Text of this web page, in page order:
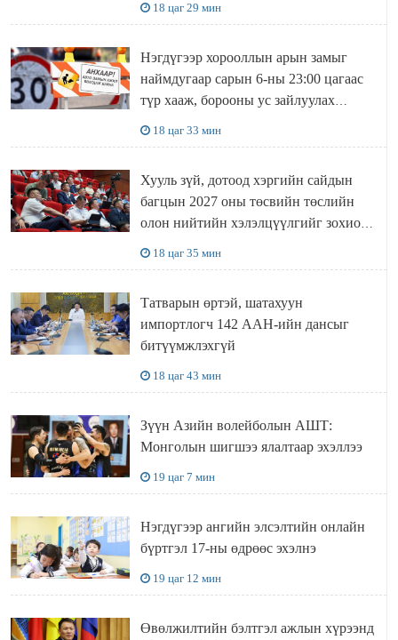
18 цаг 29 мин
Нэгдүгээр хорооллын арын замыг
наймдугаар сарын 6-ны 23:00 цагаас
түр хааж, борооны ус зайлуулах
18 цаг 33 мин
Хууль зүй, дотоод хэргийн сайдын
багцын 2027 оны төсвийн төслийн
олон нийтийн хэлэлцүүлгийг зохион
18 цаг 35 мин
Татварын өртэй, шатахуун
импортлогч 142 ААН-ийн дансыг
битүүмжлэхгүй
18 цаг 43 мин
Зүүн Азийн волейболын АШТ:
Монголын шигшээ ялалтаар эхэллээ
19 цаг 7 мин
Нэгдүгээр ангийн элсэлтийн онлайн
бүртгэл 17-ны өдрөөс эхэлнэ
19 цаг 12 мин
Өвөлжилтийн бэлтгэл ажлын хүрээнд